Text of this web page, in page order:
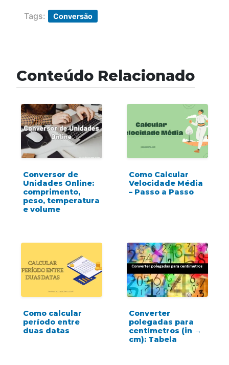
Tags: Conversão
Conteúdo Relacionado
Conversor de
Unidades Online:
comprimento,
peso, temperatura
e volume
Como Calcular
Velocidade Média
– Passo a Passo
Como calcular
período entre
duas datas
Converter
polegadas para
centímetros (in →
cm): Tabela